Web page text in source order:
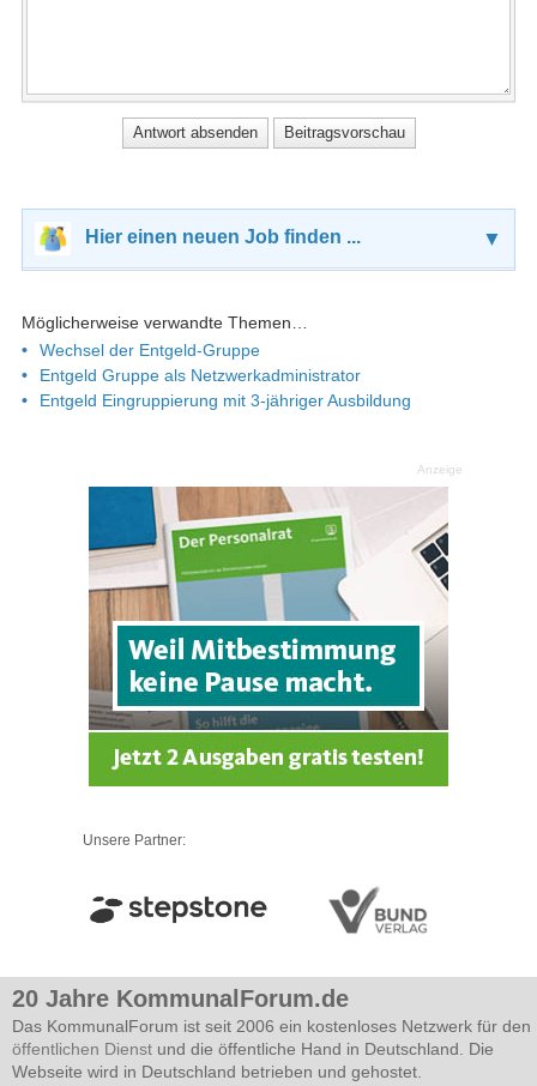
Hier einen neuen Job finden ... ▼
Möglicherweise verwandte Themen…
Wechsel der Entgeld-Gruppe
Entgeld Gruppe als Netzwerkadministrator
Entgeld Eingruppierung mit 3-jähriger Ausbildung
Anzeige
Unsere Partner:
20 Jahre KommunalForum.de
Das KommunalForum ist seit 2006 ein kostenloses Netzwerk für den
öffentlichen Dienst und die öffentliche Hand in Deutschland. Die
Webseite wird in Deutschland betrieben und gehostet.